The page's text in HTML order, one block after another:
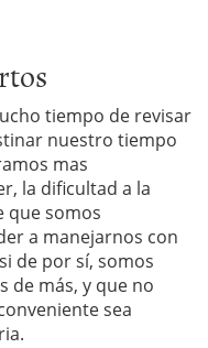
tiempo de revisar
nuestro tiempo
mas
la dificultad a la
que somos
a manejarnos con
de por sí, somos
de más, y que no
sea